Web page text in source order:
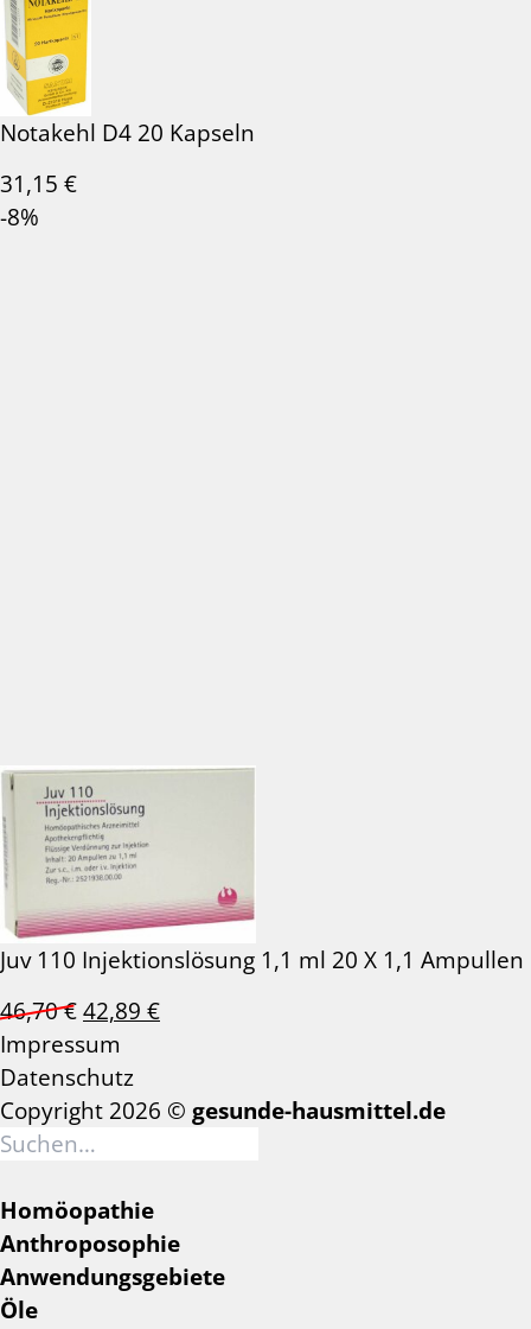
Notakehl D4 20 Kapseln
31,15 €
-8%
Juv 110 Injektionslösung 1,1 ml 20 X 1,1 Ampullen
46,70€Ursprünglicher
Preis
war:
46,70 €
42,89 €Aktueller
42,89 €.
Impressum
Datenschutz
Copyright 2026 © gesunde-hausmittel.de
Suchen
Homöopathie
Anthroposophie
Anwendungsgebiete
Öle